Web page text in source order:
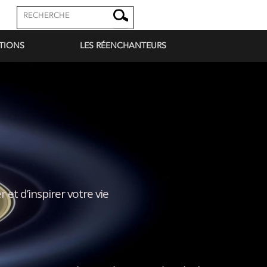
LES RÉENCHANTEURS
et d’inspirer votre vie